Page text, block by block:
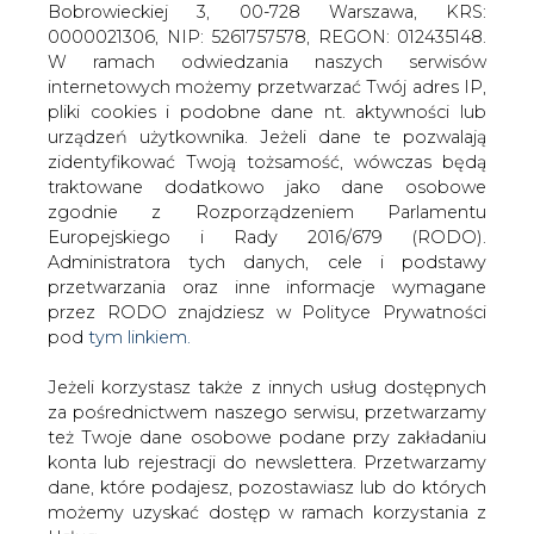
Jeżeli korzystasz także z innych usług dostępnych
za pośrednictwem naszego serwisu, przetwarzamy
też Twoje dane osobowe podane przy zakładaniu
konta lub rejestracji do newslettera. Przetwarzamy
dane, które podajesz, pozostawiasz lub do których
możemy uzyskać dostęp w ramach korzystania z
Usług.
Informacje dotyczące Administratora Twoich
danych osobowych a także cele i podstawy
przetwarzania oraz inne niezbędne informacje
wymagane przez RODO znajdziesz w Polityce
Prywatności pod wskazanym linkiem (
tym linkiem
Dane zbierane na potrzeby różnych usług mogą
być przetwarzane w różnych celach, na różnych
podstawach.
Pamiętaj, że w związku z przetwarzaniem danych
osobowych przysługuje Ci szereg gwarancji i praw,
a przede wszystkim prawo do odwołania zgody
oraz prawo sprzeciwu wobec przetwarzania Twoich
Projekt ustawy dającej pracownikom
firm energetycznych prawo do akcji
tworzonych holdingów będą opiniować
3 lipca sejmowe komisje Skarbu i
Gospodarki &#8211; informuje
Rzeczpospolita. Dokument może być
jednak niezgodny z konstytucją.
Ustawa powstała w związku z trwającą konsolidacją
przedsiębiorstw energetycznych. Od początku ustawa
wzbudza ona wiele emocji. Rząd, który przesłał projekt
dostali tylko pracownicy spółek tworzących holdingi.
Załogi tych spółek, którym wcześniej - jak na przykład w
PKE - przydzielono akcje ich macierzystych firm, będą
mogli je wymienić na walory holdingów. PKE jest w
grupie Energetyka Południe, zatem te osoby wymienią
posiadane akcje na papiery grupy.